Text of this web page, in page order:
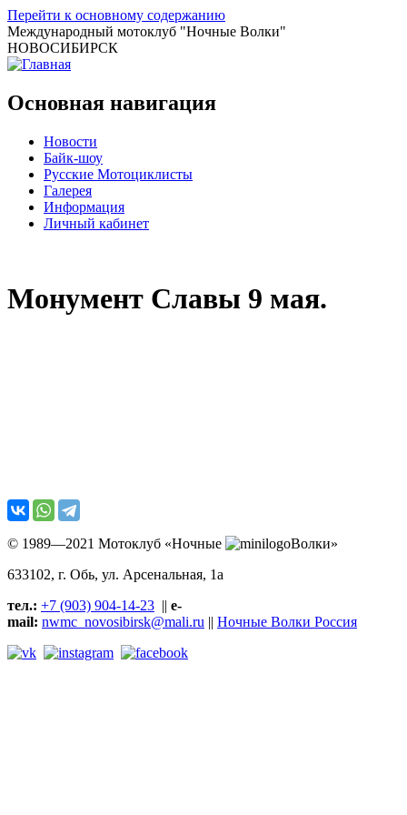
Перейти к основному содержанию
Международный мотоклуб "Ночные Волки"
НОВОСИБИРСК
Основная навигация
Новости
Байк-шоу
Русские Мотоциклисты
Галерея
Информация
Личный кабинет
Монумент Славы 9 мая.
© 1989—2021 Мотоклуб «Ночные
Волки»
633102, г. Обь, ул. Арсенальная, 1а
тел.: +7 (903) 904-14-23 || e-
mail: nwmc_novosibirsk@mali.ru || Ночные Волки Россия